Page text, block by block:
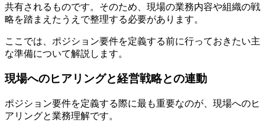
共有されるものです。そのため、現場の業務内容や組織の戦
略を踏まえたうえで整理する必要があります。
ここでは、ポジション要件を定義する前に行っておきたい主
な準備について解説します。
現場へのヒアリングと経営戦略との連動
ポジション要件を定義する際に最も重要なのが、現場へのヒ
アリングと業務理解です。